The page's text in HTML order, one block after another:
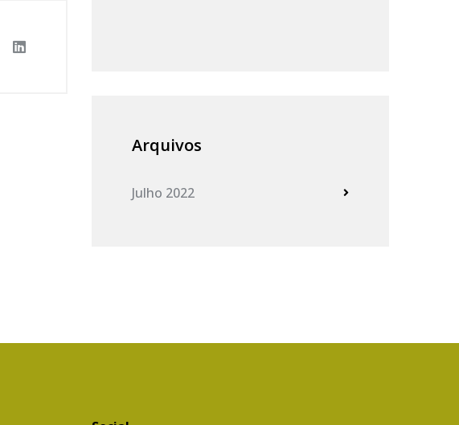
Arquivos
Julho 2022